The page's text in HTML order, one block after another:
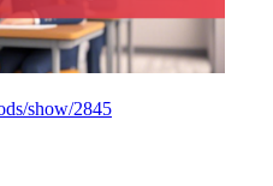
show/2845